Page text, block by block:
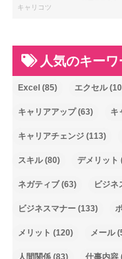
キャリコツ
人気のキーワ
Excel (85) エクセル
キャリアアップ(63) キ
キャリアチェンジ(113)
スキル(80) デメリット
ネガティブ(63) ビジネ
ビジネスマナー(133)
メリット (120) メール
人間関係(83) 仕事内容